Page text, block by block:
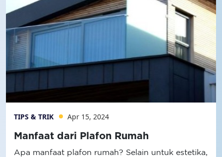
TIPS & TRIK Apr 15, 2024
Manfaat dari Plafon Rumah
Apa manfaat plafon rumah? Selain untuk estetika,